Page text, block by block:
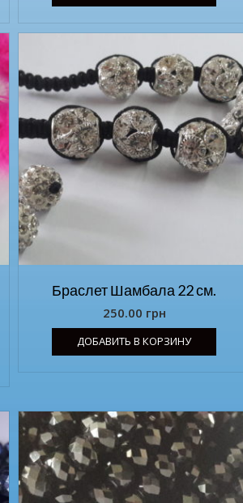
Браслет Шамбала 22 см.
250.00 грн
ДОБАВИТЬ В КОРЗИНУ